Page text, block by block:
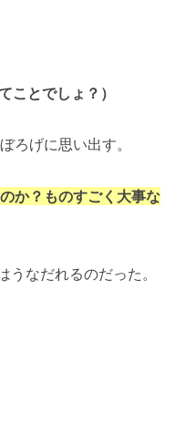
ことでしょ？）
ろげに思い出す。
か？ものすごく大事な
うなだれるのだった。